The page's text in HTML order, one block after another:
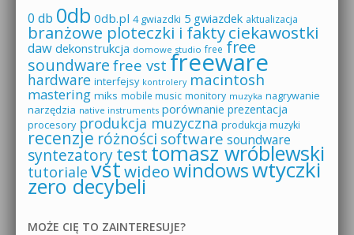
0 db 0db 0db.pl 4 gwiazdki 5 gwiazdek aktualizacja
branżowe ploteczki i faktyciekawostki
daw dekonstrukcja domowe studio free free
soundware free vst freeware
hardware interfejsy kontrolery macintosh
mastering miks mobile music monitory muzyka nagrywanie
narzędzia native instruments porównanie prezentacja
procesory produkcja muzyczna produkcja muzyki
recenzje różności software soundware
syntezatorytesttomasz wróblewski
tutoriale vstwideowindowswtyczki
zero decybeli
MOŻE CIĘ TO ZAINTERESUJE?